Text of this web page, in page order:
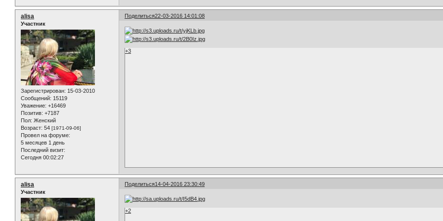
Поделиться22-03-2016 14:01:08
alisa
Участник
Зарегистрирован: 15-03-2010
Сообщений: 15119
Уважение: +16469
Позитив: +7187
Пол: Женский
Возраст: 54 [1971-09-06]
Провел на форуме:
5 месяцев 1 день
Последний визит:
Сегодня 00:02:27
+3
Поделиться14-04-2016 23:30:49
alisa
Участник
+2